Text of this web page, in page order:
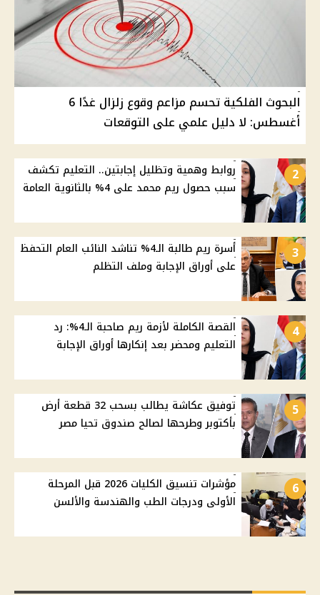
البحوث الفلكية تحسم مزاعم وقوع زلزال غدًا 6
أغسطس: لا دليل علمي على التوقعات
2
روابط وهمية وتظليل إجابتين.. التعليم تكشف
سبب حصول ريم محمد على 4% بالثانوية العامة
3
أسرة ريم طالبة الـ4% تناشد النائب العام التحفظ
على أوراق الإجابة وملف التظلم
4
القصة الكاملة لأزمة ريم صاحبة الـ4%: رد
التعليم ومحضر بعد إنكارها أوراق الإجابة
5
توفيق عكاشة يطالب بسحب 32 قطعة أرض
بأكتوبر وطرحها لصالح صندوق تحيا مصر
6
مؤشرات تنسيق الكليات 2026 قبل المرحلة
الأولى ودرجات الطب والهندسة والألسن